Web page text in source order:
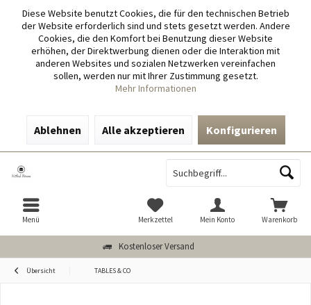
Diese Website benutzt Cookies, die für den technischen Betrieb
der Website erforderlich sind und stets gesetzt werden. Andere
Cookies, die den Komfort bei Benutzung dieser Website
erhöhen, der Direktwerbung dienen oder die Interaktion mit
anderen Websites und sozialen Netzwerken vereinfachen
sollen, werden nur mit Ihrer Zustimmung gesetzt.
Mehr Informationen
Ablehnen Alle akzeptieren Konfigurieren
Kostenloser Versand
Menü Warenkorb
Merkzettel Mein Konto
Übersicht TABLES & CO